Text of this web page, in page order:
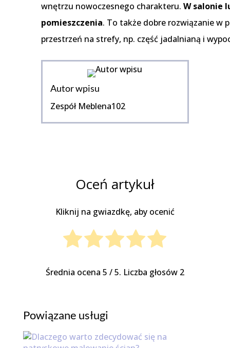
wnętrzu nowoczesnego charakteru. W salonie
pomieszczenia. To także dobre rozwiązanie w
przestrzeń na strefy, np. część jadalnianą i
Autor wpisu
Zespół Meblena102
Oceń artykuł
Kliknij na gwiazdkę, aby ocenić
Średnia ocena 5 / 5. Liczba głosów 2
Powiązane usługi